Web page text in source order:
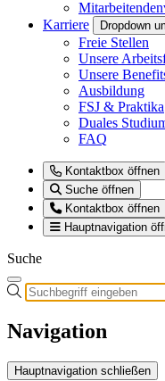
Karriere
Dropdown
Freie Stellen
Unsere
Unsere
Ausbildung
FSJ & Praktika
Duales
FAQ
Kontaktbox öffnen
Suche öffnen
Kontaktbox öffnen
Hauptnavigation
Suche
Navigation
Hauptnavigation schließen